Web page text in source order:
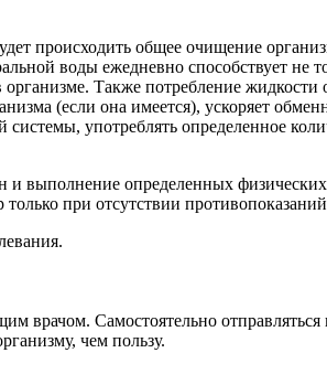
происходить общее очищение
воды ежедневно способствует не
Также потребление жидкости
(если она имеется), ускоряет
употреблять определенное
и выполнение определенных
при отсутствии
врачом. Самостоятельно отправляться
чем пользу.